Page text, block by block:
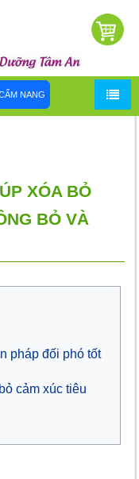
NANG
XÓA BỎ
BỎ VÀ
pháp đối phó tốt
cảm xúc tiêu